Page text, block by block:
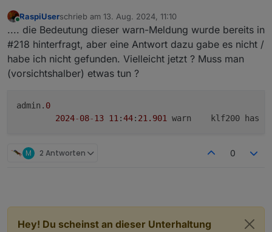
Online
RaspiUserschrieb am 13. Aug. 2024, 11:10
zuletzt editiert von
.... die Bedeutung dieser warn-Meldung wurde bereits in
#218 hinterfragt, aber eine Antwort dazu gabe es nicht /
habe ich nicht gefunden. Vielleicht jetzt ? Muss man
(vorsichtshalber) etwas tun ?
admin. 0
2024-08-13 11:44: 21.901
warn	klf200
M 2 Antworten 0
Hey! Du scheinst an dieser Unterhaltung